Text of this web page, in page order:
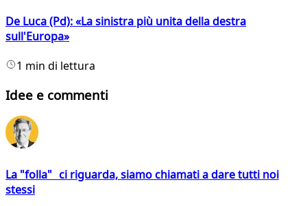
De Luca (Pd): «La sinistra più unita della destra
sull'Europa»
1 min di lettura
Idee e commenti
La "folla" ci riguarda, siamo chiamati a dare tutti noi
stessi